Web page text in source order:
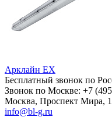
Арклайн EX
Бесплатный звонок по
Звонок по Москве: +7
Москва, Проспект Мира,
info@bl-g.ru